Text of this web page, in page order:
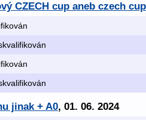
CZECH cup aneb czech
jinak + A0, 01. 06. 2024